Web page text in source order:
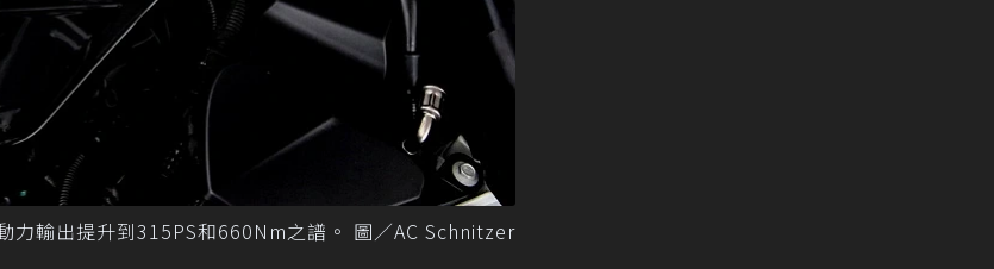
輸出提升到315PS和660Nm之譜。 圖／AC Schnitzer